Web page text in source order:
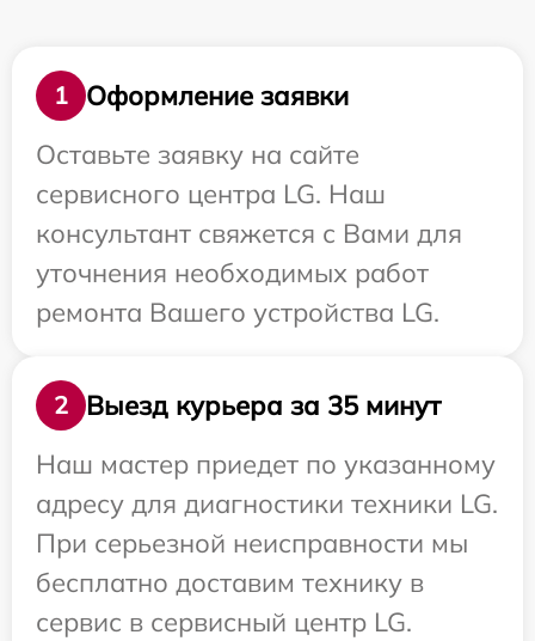
1
Оформление заявки
Оставьте заявку на сайте
сервисного центра LG. Наш
консультант свяжется с Вами для
уточнения необходимых работ
ремонта Вашего устройства LG.
2
Выезд курьера за 35 минут
Наш мастер приедет по указанному
адресу для диагностики техники LG.
При серьезной неисправности мы
бесплатно доставим технику в
сервис в сервисный центр LG.